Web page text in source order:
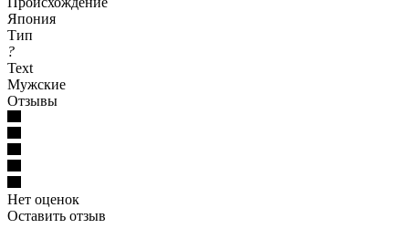
Япония
Тип
?
Text
Мужские
Отзывы
Нет оценок
Оставить отзыв